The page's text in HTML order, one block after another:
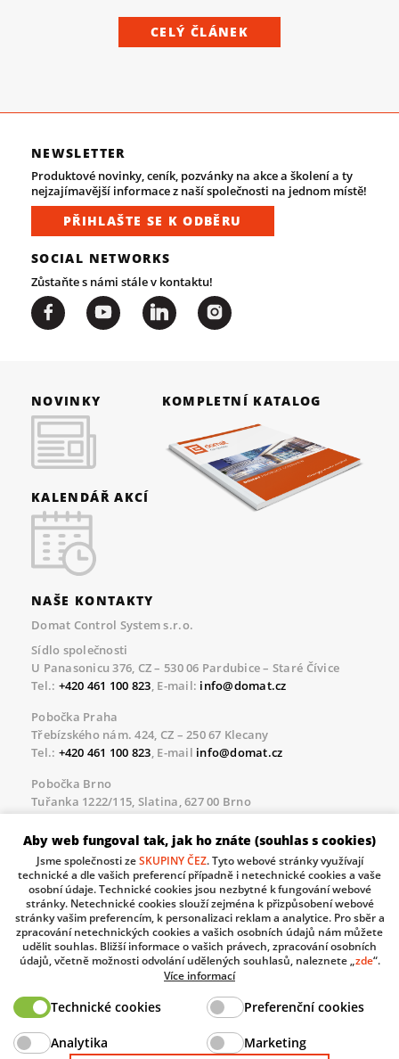
CELÝ ČLÁNEK
NEWSLETTER
Produktové novinky, ceník, pozvánky na akce a školení a ty
nejzajímavější informace z naší společnosti na jednom místě!
PŘIHLAŠTE SE K ODBĚRU
SOCIAL NETWORKS
Zůstaňte s námi stále v kontaktu!
NOVINKY
KALENDÁŘ AKCÍ
KOMPLETNÍ KATALOG
NAŠE KONTAKTY
Domat Control System s.r.o.
Sídlo společnosti
U Panasonicu 376, CZ – 530 06 Pardubice – Staré Čívice
Tel.: +420 461 100 823, E-mail: info@domat.cz
Pobočka Praha
Třebízského nám. 424, CZ – 250 67 Klecany
Tel.: +420 461 100 823, E-mail info@domat.cz
Pobočka Brno
Tuřanka 1222/115, Slatina, 627 00 Brno
Tel.:+420 461 100 823, E-mailinfo@domat.cz
Servisní linka pro námi realizované akce
Po – Pá 8.30 – 17.00
tel:+420 733 421 878, E-mailservis@domat.cz
Technická podpora:
Tel.:+420 461 100 666 , WhatsApp:+420 603 735 402
Informace o zpracovávaných osobních údajích.
Ministry of Industry and Trade of the Czech Republic
Aby web fungoval tak, jak ho znáte (souhlas s cookies)
Jsme společnosti zeSKUPINY ČEZ. Tyto webové stránky využívají
technické a dle vašich preferencí případně i netechnické cookies a vaše
osobní údaje. Technické cookies jsou nezbytné k fungování webové
stránky. Netechnické cookies slouží zejména k přizpůsobení webové
stránky vašim preferencím, k personalizaci reklam a analytice. Pro sběr a
zpracování netechnických cookies a vašich osobních údajů nám můžete
udělit souhlas. Bližší informace o vašich právech, zpracování osobních
údajů, včetně možnosti odvolání udělených souhlasů, naleznete „zde“.
Více informací
Technické cookies Preferenční cookies
Analytika Marketing